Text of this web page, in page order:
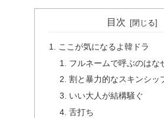
目次
ここが気になるよ韓ドラ
フルネームで呼ぶのはな
割と暴力的なスキンシッ
いい大人が結構騒ぐ
舌打ち